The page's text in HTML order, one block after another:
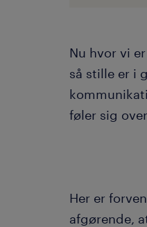
Nu hvor vi
så stille er i
føler sig
Her er
afgørende,